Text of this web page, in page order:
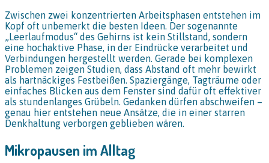
Zwischen zwei konzentrierten Arbeitsphasen entstehen im
Kopf oft unbemerkt die besten Ideen. Der sogenannte
„Leerlaufmodus“ des Gehirns ist kein Stillstand, sondern
eine hochaktive Phase, in der Eindrücke verarbeitet und
Verbindungen hergestellt werden. Gerade bei komplexen
Problemen zeigen Studien, dass Abstand oft mehr bewirkt
als hartnäckiges Festbeißen. Spaziergänge, Tagträume oder
einfaches Blicken aus dem Fenster sind dafür oft effektiver
als stundenlanges Grübeln. Gedanken dürfen abschweifen –
genau hier entstehen neue Ansätze, die in einer starren
Denkhaltung verborgen geblieben wären.
Mikropausen im Alltag